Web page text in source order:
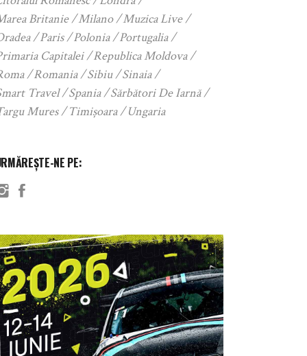
Britanie
Milano
Muzica Live
Paris Polonia
Portugalia
Capitalei
Republica Moldova
Romania Sibiu
Sinaia
Travel
Spania
Sărbători De Iarnă
Mures
Timișoara Ungaria
NE PE: